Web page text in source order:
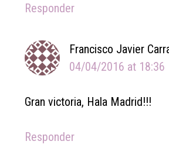
Responder
Francisco Javier
04/04/2016 at 18:36
Gran victoria, Hala Madrid!!!
Responder